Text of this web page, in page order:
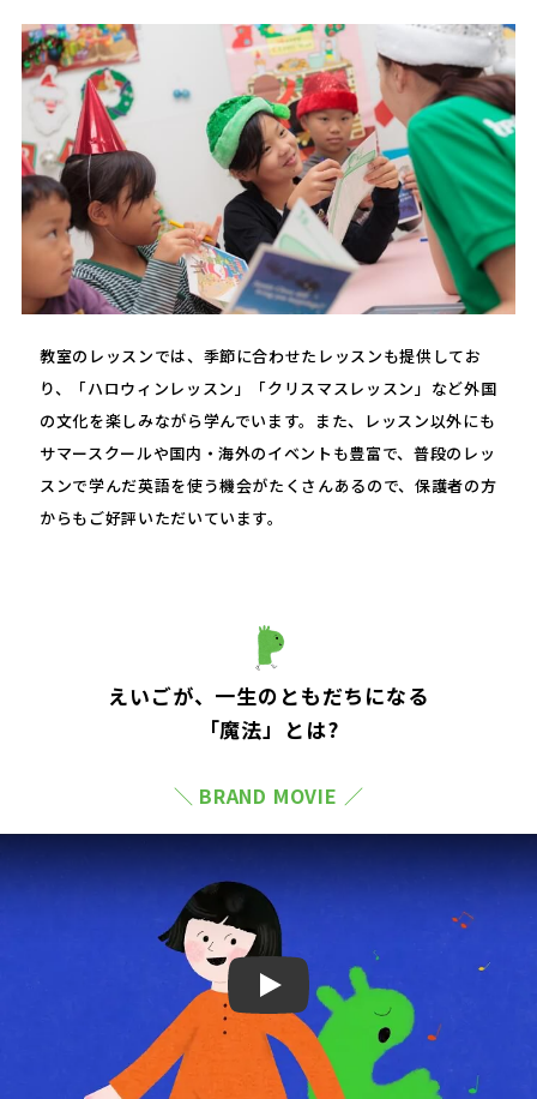
教室のレッスンでは、季節に合わせたレッスンも提供してお
り、「ハロウィンレッスン」「クリスマスレッスン」など外国
の文化を楽しみながら学んでいます。また、レッスン以外にも
サマースクールや国内・海外のイベントも豊富で、普段のレッ
スンで学んだ英語を使う機会がたくさんあるので、保護者の方
からもご好評いただいています。
えいごが、一生のともだちになる
「魔法」とは?
＼ BRAND MOVIE ／